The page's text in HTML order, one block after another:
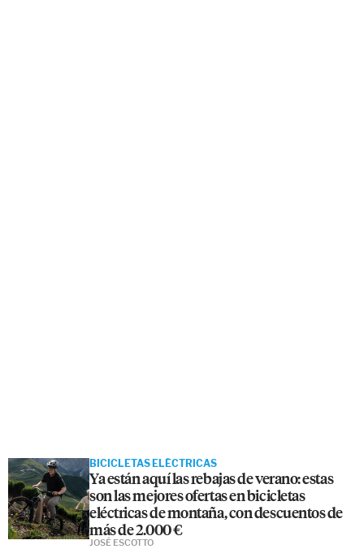
BICICLETAS ELÉCTRICAS
Ya están aquí las rebajas de verano: estas
son las mejores ofertas en bicicletas
eléctricas de montaña, con descuentos de
más de 2.000 €
JOSÉ ESCOTTO